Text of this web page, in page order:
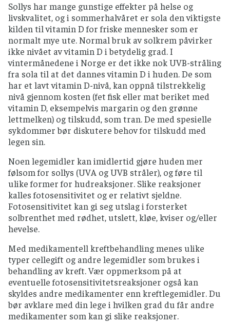
Sollys har mange gunstige effekter på helse og
livskvalitet, og i sommerhalvåret er sola den viktigste
kilden til vitamin D for friske mennesker som er
normalt mye ute. Normal bruk av solkrem påvirker
ikke nivået av vitamin D i betydelig grad. I
vintermånedene i Norge er det ikke nok UVB-stråling
fra sola til at det dannes vitamin D i huden. De som
har et lavt vitamin D-nivå, kan oppnå tilstrekkelig
nivå gjennom kosten (fet fisk eller mat beriket med
vitamin D, eksempelvis margarin og den grønne
lettmelken) og tilskudd, som tran. De med spesielle
sykdommer bør diskutere behov for tilskudd med
legen sin.
Noen legemidler kan imidlertid gjøre huden mer
følsom for sollys (UVA og UVB stråler), og føre til
ulike former for hudreaksjoner. Slike reaksjoner
kalles fotosensitivitet og er relativt sjeldne.
Fotosensitivitet kan gi seg utslag i forsterket
solbrenthet med rødhet, utslett, kløe, kviser og/eller
hevelse.
Med medikamentell kreftbehandling menes ulike
typer cellegift og andre legemidler som brukes i
behandling av kreft. Vær oppmerksom på at
eventuelle fotosensitivitetsreaksjoner også kan
skyldes andre medikamenter enn kreftlegemidler. Du
bør avklare med din lege i hvilken grad du får andre
medikamenter som kan gi slike reaksjoner.